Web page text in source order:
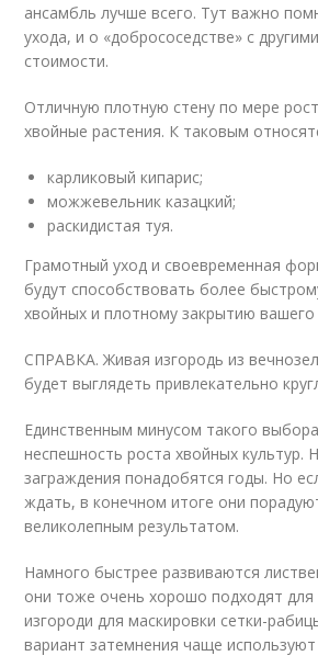
ансамбль лучше всего. Тут важно
ухода, и о «добрососедстве» с
стоимости.
Отличную плотную стену по мере
хвойные растения. К таковым
карликовый кипарис;
можжевельник казацкий;
раскидистая туя.
Грамотный уход и своевременная
будут способствовать более
хвойных и плотному закрытию вашего
СПРАВКА. Живая изгородь из
будет выглядеть привлекательно
Единственным минусом такого
неспешность роста хвойных культур.
заграждения понадобятся годы. Но
ждать, в конечном итоге они
великолепным результатом.
Намного быстрее развиваются
они тоже очень хорошо подходят для
изгороди для маскировки сетки-
вариант затемнения чаще